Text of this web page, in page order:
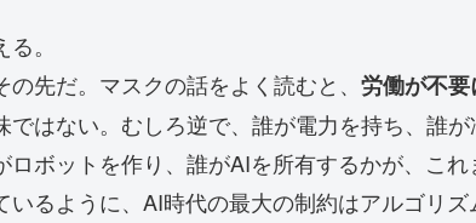
。
先だ。マスクの話をよく読むと、 労働が不要
ではない。むしろ逆で、誰が電力を持ち、誰
ロボットを作り、誰がAIを所有するかが、こ
るように、AI時代の最大の制約はアルゴリズ